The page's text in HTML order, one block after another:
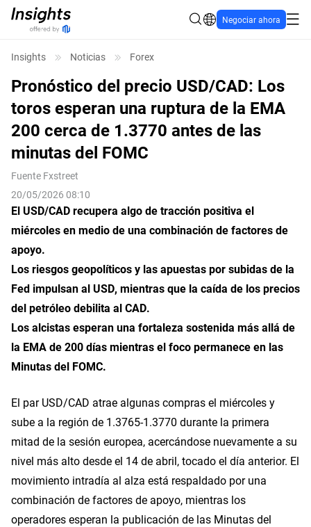
Negociar ahora
Insights Noticias Forex
Pronóstico del precio USD/CAD: Los
toros esperan una ruptura de la EMA
200 cerca de 1.3770 antes de las
minutas del FOMC
Fuente Fxstreet
20/05/2026 08:10
El USD/CAD recupera algo de tracción positiva el
miércoles en medio de una combinación de factores de
apoyo.
Los riesgos geopolíticos y las apuestas por subidas de la
Fed impulsan al USD, mientras que la caída de los precios
del petróleo debilita al CAD.
Los alcistas esperan una fortaleza sostenida más allá de
la EMA de 200 días mientras el foco permanece en las
Minutas del FOMC.
El par USD/CAD atrae algunas compras el miércoles y
sube a la región de 1.3765-1.3770 durante la primera
mitad de la sesión europea, acercándose nuevamente a su
nivel más alto desde el 14 de abril, tocado el día anterior. El
movimiento intradía al alza está respaldado por una
combinación de factores de apoyo, mientras los
operadores esperan la publicación de las Minutas del